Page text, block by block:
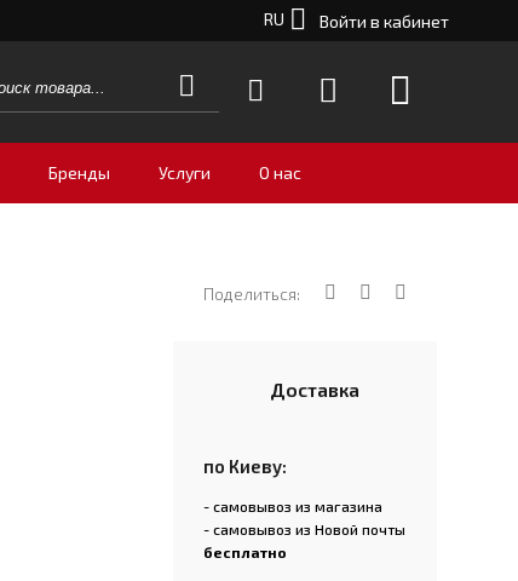
Войти в кабинет
RU
Бренды Услуги О нас
Поделиться:
Доставка
по Киеву:
- самовывоз из магазина
- самовывоз из Новой почты
бесплатно